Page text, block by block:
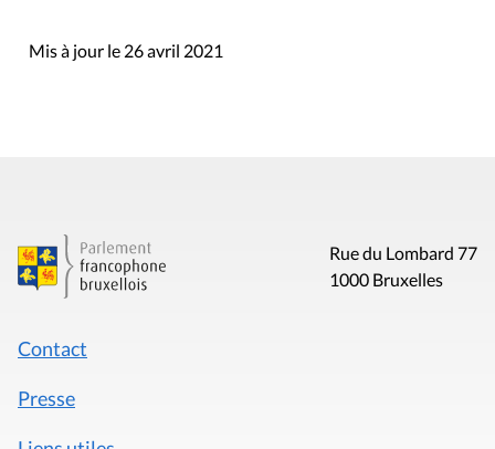
Mis à jour le 26 avril 2021
Rue du Lombard 77
1000 Bruxelles
Contact
Presse